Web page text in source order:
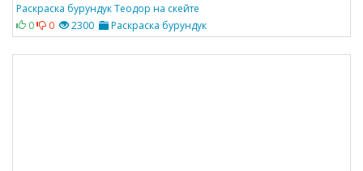
Раскраска бурундук Теодор на скейте
0
0 2300 Раскраска бурундук